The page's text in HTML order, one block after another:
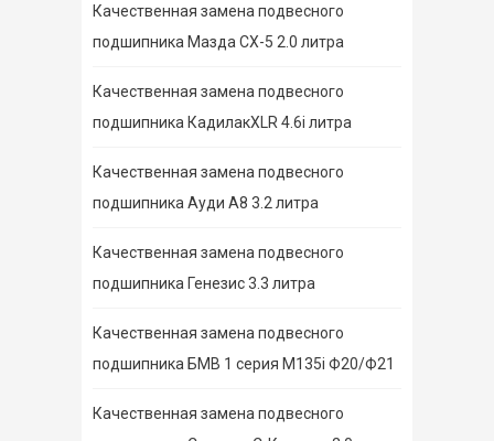
Качественная замена подвесного
подшипника Мазда СХ-5 2.0 литра
Качественная замена подвесного
подшипника КадилакXLR 4.6i литра
Качественная замена подвесного
подшипника Ауди А8 3.2 литра
Качественная замена подвесного
подшипника Генезис 3.3 литра
Качественная замена подвесного
подшипника БМВ 1 серия M135i Ф20/Ф21
Качественная замена подвесного